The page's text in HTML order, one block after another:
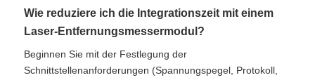
Wie reduziere ich die Integrationszeit mit einem
Laser-Entfernungsmessermodul?
Beginnen Sie mit der Festlegung der
Schnittstellenanforderungen (Spannungspegel, Protokoll,